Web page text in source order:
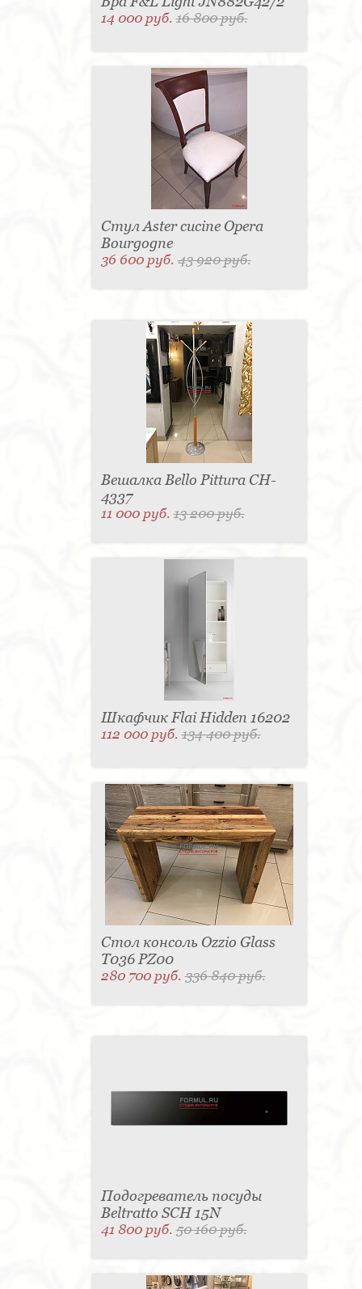
14 000 руб.16 800 руб.
Стул Aster cucine Opera
Bourgogne
36 600 руб.43 920 руб.
Вешалка Bello Pittura CH-
4337
11 000 руб.13 200 руб.
Шкафчик Flai Hidden 16202
112 000 руб.134 400 руб.
Стол консоль Ozzio Glass
T036 PZ00
280 700 руб.336 840 руб.
Подогреватель посуды
Beltratto SCH 15N
41 800 руб.50 160 руб.